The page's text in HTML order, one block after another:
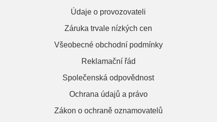
Údaje o provozovateli
Záruka trvale nízkých cen
Všeobecné obchodní podmínky
Reklamační řád
Společenská odpovědnost
Ochrana údajů a právo
Zákon o ochraně oznamovatelů